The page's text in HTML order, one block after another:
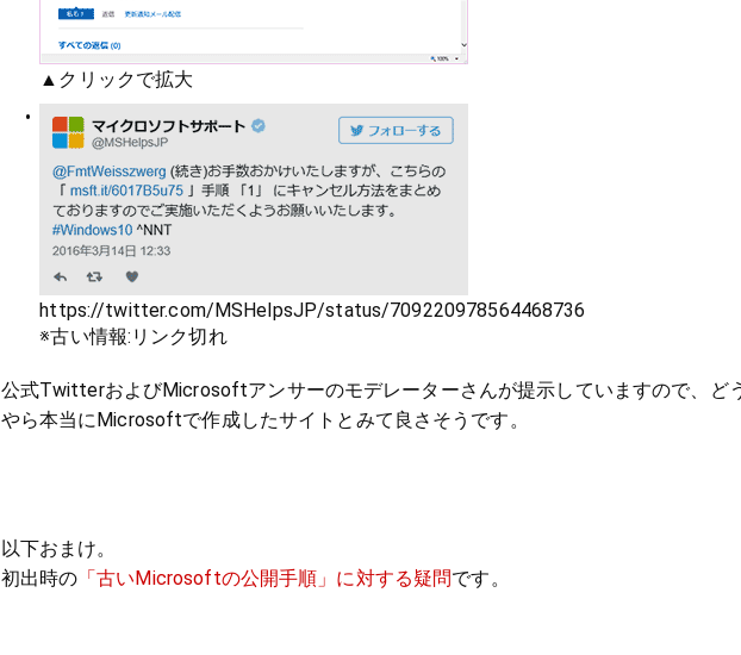
▲クリックで拡大
https://twitter.com/MSHelpsJP/status/709220978564468736
※古い情報:リンク切れ
公式TwitterおよびMicrosoftアンサーのモデレーターさんが提示していますので、ど
やら本当にMicrosoftで作成したサイトとみて良さそうです。
以下おまけ。
初出時の 「古いMicrosoftの公開手順」に対する疑問です。